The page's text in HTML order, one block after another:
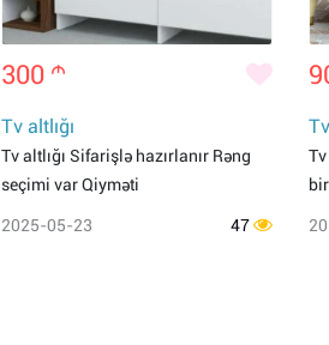
300 m
Tv altlığı
Tv altlığı Sifarişlə hazırlanır Rəng
seçimi var Qiyməti
2025-05-23 47